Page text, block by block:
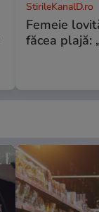
StirileKanalD.ro
Femeie
făcea plajă: